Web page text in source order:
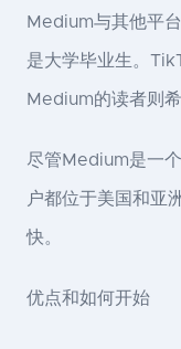
Medium与其他平
是大学毕业生。
Medium的读者则
尽管Medium是一
户都位于美国和亚
快。
优点和如何开始